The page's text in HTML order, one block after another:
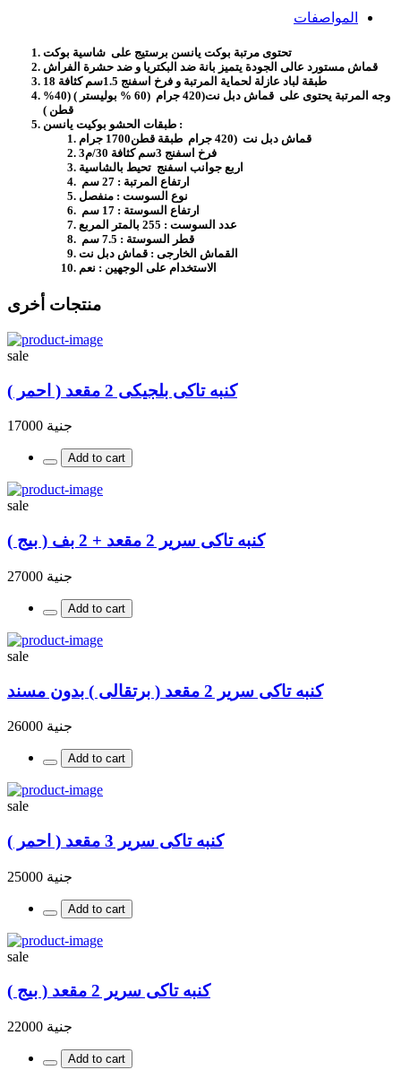
المواصفات
تحتوى مرتبة بوكت يانسن برستيج على شاسية بوكت
قماش مستورد عالى الجودة يتميز بانة ضد البكتريا و ضد حشرة الفراش
طبقة لباد عازلة لحماية المرتبة و فرخ اسفنج 1.5سم كثافة 18
وجه المرتبة يحتوى على قماش دبل نت(420 جرام (60 % بوليستر ) (40%
قطن )
طبقات الحشو بوكيت يانسن :
نوع السوست : منفصل
الاستخدام على الوجهين : نعم
منتجات أخرى
sale
كنبه تاكى بلجيكى 2 مقعد ( احمر )
جنية 17000
Add to cart
sale
كنبه تاكى سرير 2 مقعد + 2 بف ( بيج )
جنية 27000
Add to cart
sale
كنبه تاكى سرير 2 مقعد ( برتقالى ) بدون مسند
جنية 26000
Add to cart
sale
كنبه تاكى سرير 3 مقعد ( احمر )
جنية 25000
Add to cart
sale
كنبه تاكى سرير 2 مقعد ( بيج )
جنية 22000
Add to cart